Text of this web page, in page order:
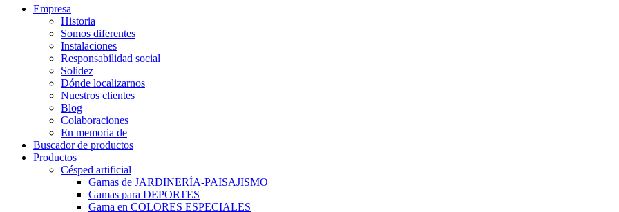
116
96
57
Empresa
Historia
Somos diferentes
Instalaciones
Responsabilidad social
Solidez
Dónde localizarnos
Nuestros clientes
Blog
Colaboraciones
En memoria de
Buscador de productos
Productos
Césped artificial
Gamas de JARDINERÍA-PAISAJISMO
Gamas para DEPORTES
Gama en COLORES ESPECIALES